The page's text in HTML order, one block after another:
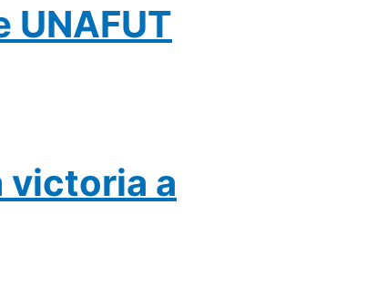
UNAFUT
victoria a